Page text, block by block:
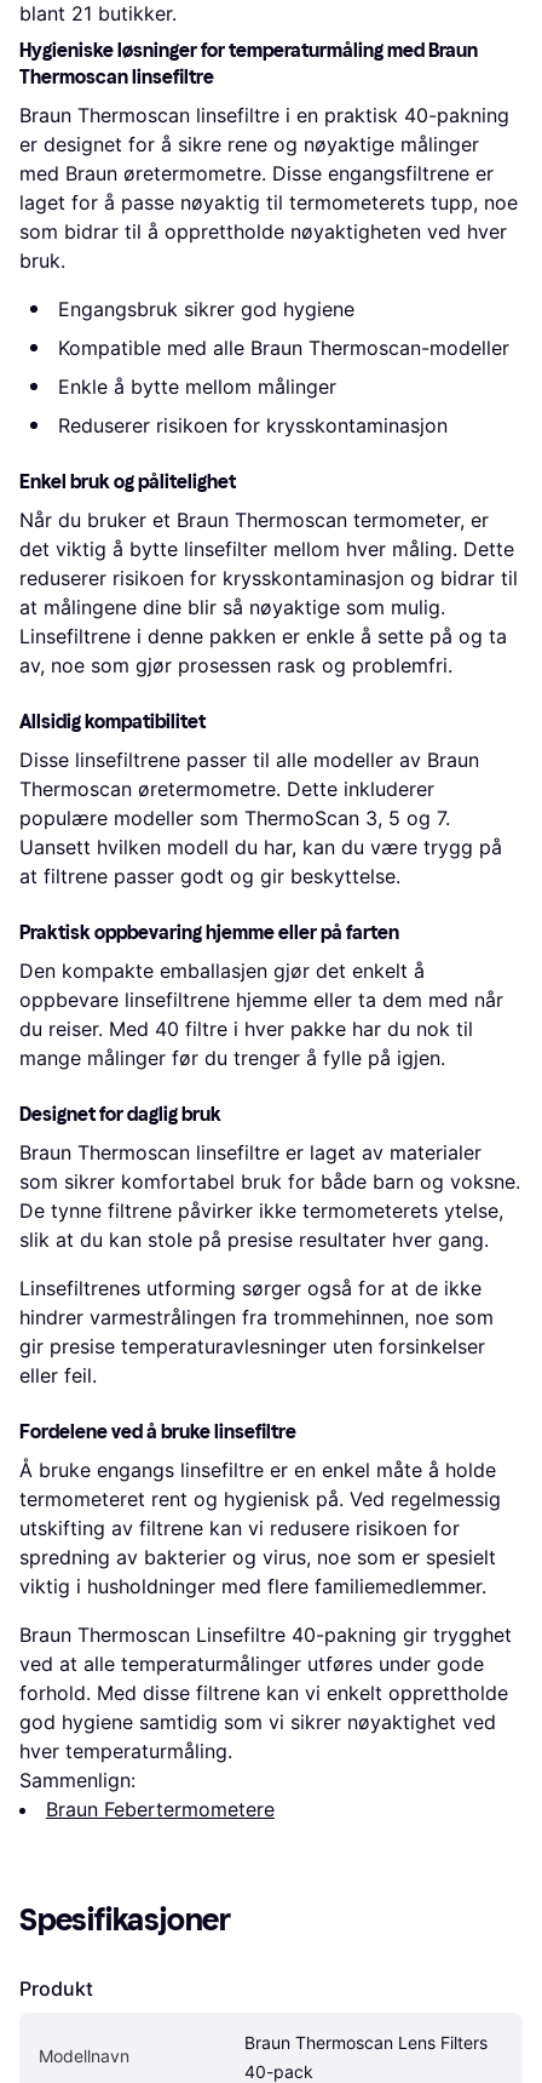
blant 21 butikker.
Hygieniske løsninger for temperaturmåling med Braun
Thermoscan linsefiltre
Braun Thermoscan linsefiltre i en praktisk 40-pakning
er designet for å sikre rene og nøyaktige målinger
med Braun øretermometre. Disse engangsfiltrene er
laget for å passe nøyaktig til termometerets tupp, noe
som bidrar til å opprettholde nøyaktigheten ved hver
bruk.
Engangsbruk sikrer god hygiene
Kompatible med alle Braun Thermoscan-modeller
Enkle å bytte mellom målinger
Reduserer risikoen for krysskontaminasjon
Enkel bruk og pålitelighet
Når du bruker et Braun Thermoscan termometer, er
det viktig å bytte linsefilter mellom hver måling. Dette
reduserer risikoen for krysskontaminasjon og bidrar til
at målingene dine blir så nøyaktige som mulig.
Linsefiltrene i denne pakken er enkle å sette på og ta
av, noe som gjør prosessen rask og problemfri.
Allsidig kompatibilitet
Disse linsefiltrene passer til alle modeller av Braun
Thermoscan øretermometre. Dette inkluderer
populære modeller som ThermoScan 3, 5 og 7.
Uansett hvilken modell du har, kan du være trygg på
at filtrene passer godt og gir beskyttelse.
Praktisk oppbevaring hjemme eller på farten
Den kompakte emballasjen gjør det enkelt å
oppbevare linsefiltrene hjemme eller ta dem med når
du reiser. Med 40 filtre i hver pakke har du nok til
mange målinger før du trenger å fylle på igjen.
Designet for daglig bruk
Braun Thermoscan linsefiltre er laget av materialer
som sikrer komfortabel bruk for både barn og voksne.
De tynne filtrene påvirker ikke termometerets ytelse,
slik at du kan stole på presise resultater hver gang.
Linsefiltrenes utforming sørger også for at de ikke
hindrer varmestrålingen fra trommehinnen, noe som
gir presise temperaturavlesninger uten forsinkelser
eller feil.
Fordelene ved å bruke linsefiltre
Å bruke engangs linsefiltre er en enkel måte å holde
termometeret rent og hygienisk på. Ved regelmessig
utskifting av filtrene kan vi redusere risikoen for
spredning av bakterier og virus, noe som er spesielt
viktig i husholdninger med flere familiemedlemmer.
Braun Thermoscan Linsefiltre 40-pakning gir trygghet
ved at alle temperaturmålinger utføres under gode
forhold. Med disse filtrene kan vi enkelt opprettholde
god hygiene samtidig som vi sikrer nøyaktighet ved
hver temperaturmåling.
Sammenlign:
Braun Febertermometere
Spesifikasjoner
Produkt
Modellnavn
Braun Thermoscan Lens Filters
40-pack